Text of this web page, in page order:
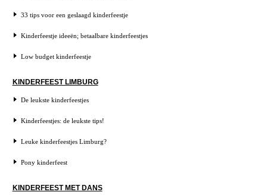
33 tips voor een geslaagd kinderfeestje
Kinderfeestje ideeën; betaalbare kinderfeestjes
Low budget kinderfeestje
KINDERFEEST LIMBURG
De leukste kinderfeestjes
Kinderfeestjes: de leukste tips!
Leuke kinderfeestjes Limburg?
Pony kinderfeest
KINDERFEEST MET DANS